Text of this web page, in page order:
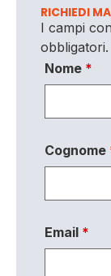
RICHIEDI
I campi
obbligatori.
Nome *
Cognome
Email *